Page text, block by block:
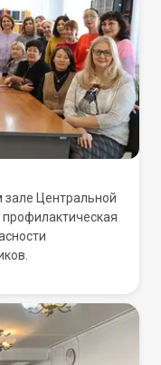
зале Центральной
профилактическая